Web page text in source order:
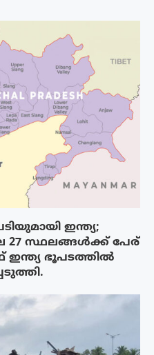
ഇന്ത്യ;
സ്ഥലങ്ങൾക്ക് പേര്
ഭൂപടത്തിൽ